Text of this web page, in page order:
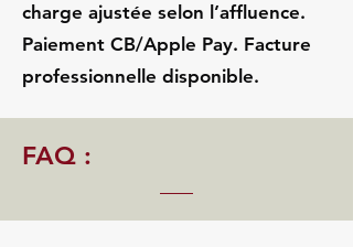
charge ajustée selon l’affluence.
Paiement CB/Apple Pay. Facture
professionnelle disponible.
FAQ :